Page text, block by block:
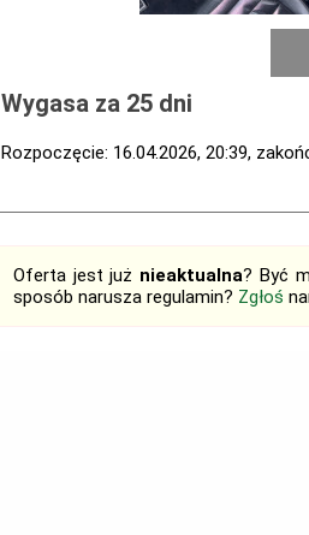
Wygasa za 25 dni
Rozpoczęcie: 16.04.2026, 20:39,
Oferta jest już nieaktualna? Być
sposób narusza regulamin? Zgłoś